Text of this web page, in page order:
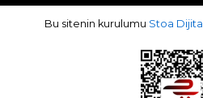
Bu sitenin kurulumu Stoa Dijital